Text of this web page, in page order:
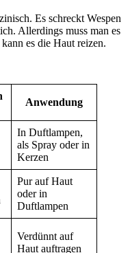
Es schreckt Wespen
Allerdings muss man es
es die Haut reizen.
Anwendung
In Duftlampen,
als Spray oder in
Kerzen
Pur auf Haut
oder in
Duftlampen
Verdünnt auf
Haut auftragen